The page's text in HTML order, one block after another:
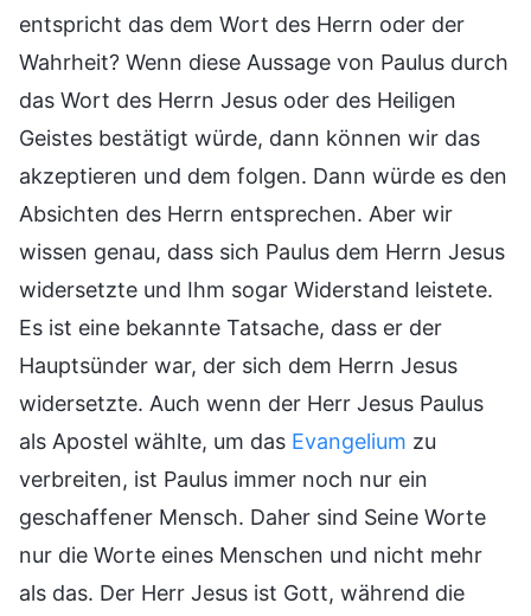
entspricht das dem Wort des Herrn oder der
Wahrheit? Wenn diese Aussage von Paulus durch
das Wort des Herrn Jesus oder des Heiligen
Geistes bestätigt würde, dann können wir das
akzeptieren und dem folgen. Dann würde es den
Absichten des Herrn entsprechen. Aber wir
wissen genau, dass sich Paulus dem Herrn Jesus
widersetzte und Ihm sogar Widerstand leistete.
Es ist eine bekannte Tatsache, dass er der
Hauptsünder war, der sich dem Herrn Jesus
widersetzte. Auch wenn der Herr Jesus Paulus
als Apostel wählte, um das Evangelium zu
verbreiten, ist Paulus immer noch nur ein
geschaffener Mensch. Daher sind Seine Worte
nur die Worte eines Menschen und nicht mehr
als das. Der Herr Jesus ist Gott, während die